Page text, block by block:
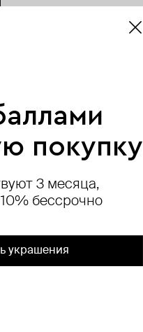
покупку
3 месяца,
бессрочно
украшения